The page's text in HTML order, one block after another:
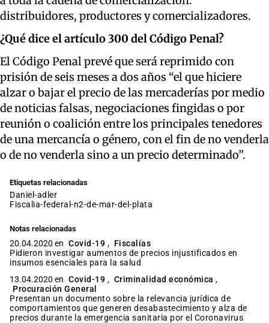
distribuidores, productores y comercializadores.
¿Qué dice el artículo 300 del Código Penal?
El Código Penal prevé que será reprimido con
prisión de seis meses a dos años “el que hiciere
alzar o bajar el precio de las mercaderías por medio
de noticias falsas, negociaciones fingidas o por
reunión o coalición entre los principales tenedores
de una mercancía o género, con el fin de no venderla
o de no venderla sino a un precio determinado”.
Etiquetas relacionadas
daniel-adler
fiscalia-federal-n2-de-mar-del-plata
Notas relacionadas
20.04.2020 en Covid-19 , Fiscalías
Pidieron investigar aumentos de precios injustificados en
insumos esenciales para la salud
13.04.2020 en Covid-19 , Criminalidad económica ,
Procuración General
Presentan un documento sobre la relevancia jurídica de
comportamientos que generen desabastecimiento y alza de
precios durante la emergencia sanitaria por el Coronavirus